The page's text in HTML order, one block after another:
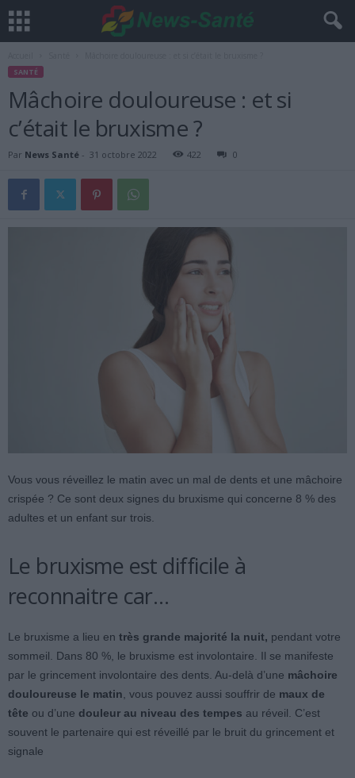
SANTÉ
Mâchoire douloureuse : et si
c’était le bruxisme ?
Par News Santé - 31 octobre 2022 422 0
Vous vous réveillez le matin avec un mal de dents et une mâchoire
crispée ? Ce sont deux signes du bruxisme qui concerne 8 % des
adultes et un enfant sur trois.
Le bruxisme est difficile à
reconnaitre car…
Le bruxisme a lieu en très grande majorité la nuit, pendant votre
sommeil. Dans 80 %, le bruxisme est involontaire. Il se manifeste
par le grincement involontaire des dents. Au-delà d’une mâchoire
douloureuse le matin, vous pouvez aussi souffrir de maux de
tête ou d’une douleur au niveau des tempes au réveil. C’est
souvent le partenaire qui est réveillé par le bruit du grincement et
signale